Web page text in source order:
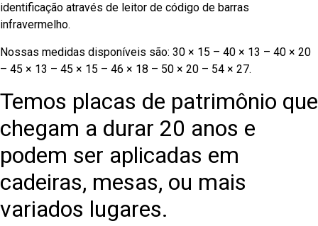
identificação através de leitor de código de barras
infravermelho.
Nossas medidas disponíveis são: 30 × 15 – 40 × 13 – 40 × 20
– 45 × 13 – 45 × 15 – 46 × 18 – 50 × 20 – 54 × 27.
Temos placas de patrimônio que
chegam a durar 20 anos e
podem ser aplicadas em
cadeiras, mesas, ou mais
variados lugares.